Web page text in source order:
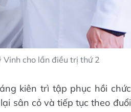
cho lần điều trị thứ 2
kiên trì tập phục hồi chức
sân cỏ và tiếp tục theo đuổi